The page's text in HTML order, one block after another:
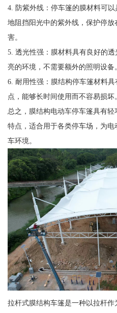
4. 防紫外线：停车篷的膜材料可
地阻挡阳光中的紫外线，保护停
害。
5. 透光性强：膜材料具有良好的
亮的环境，不需要额外的照明设备。
6. 耐用性强：膜结构停车篷材料
点，能够长时间使用而不容易损坏。
总之，膜结构电动车停车篷具有
特点，适合用于各类停车场，为
车环境。
拉杆式膜结构车篷是一种以拉杆